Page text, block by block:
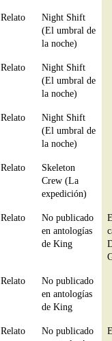
Relato
Night Shift
(El umbral de
la noche)
Relato
Night Shift
(El umbral de
la noche)
Relato
Night Shift
(El umbral de
la noche)
Relato
Skeleton
Crew (La
expedición)
Relato
No publicado
en antologías
de King
Relato
No publicado
en antologías
de King
Relato
No publicado